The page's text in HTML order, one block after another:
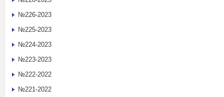
№226-2023
№225-2023
№224-2023
№223-2023
№222-2022
№221-2022